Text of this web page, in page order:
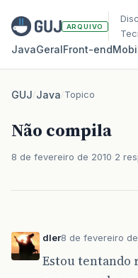
ARQUIVO
JavaGeralFront‑end
GUJ/Java/Topico
Não compila
8 de fevereiro de 2010 2
dler8 de fevereiro de
Estou tentando